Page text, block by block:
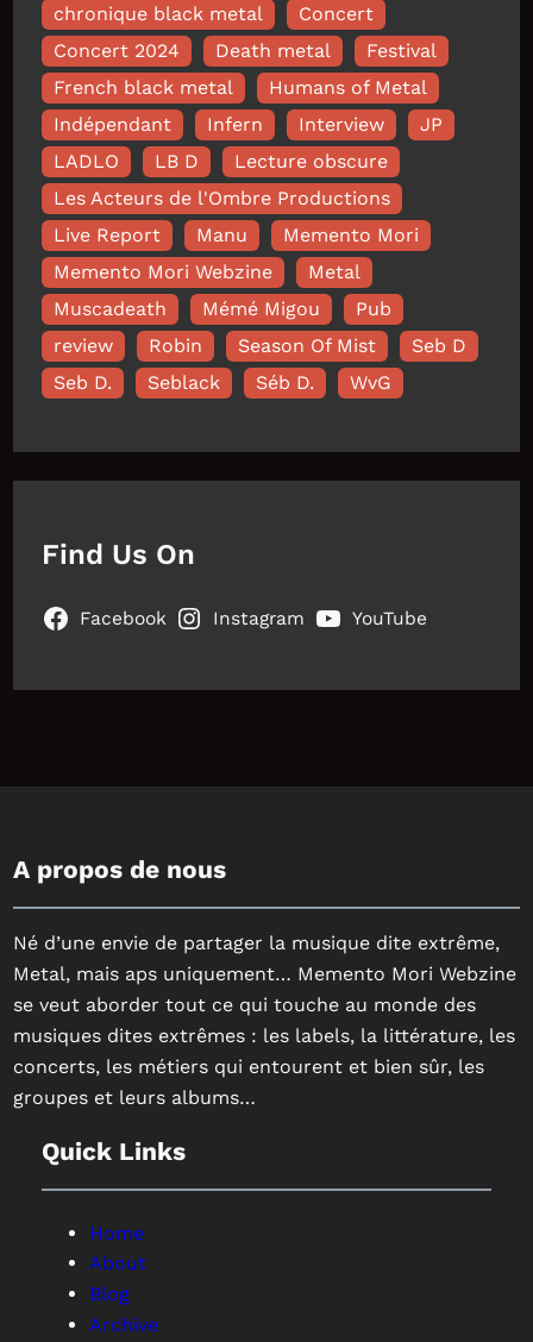
chronique black metal
Concert
Concert 2024
Death metal
Festival
French black metal
Humans of Metal
Indépendant
Infern Interview
JP
LADLO
LB D
Lecture obscure
Les Acteurs de l'Ombre Productions
Live Report
Manu
Memento Mori
Memento Mori Webzine
Metal
Muscadeath
Mémé Migou
Pub
review
Robin Season Of Mist
Seb D
Seb D.
Seblack Séb D. WvG
Find Us On
Facebook Instagram YouTube
A propos de nous
Né d’une envie de partager la musique dite extrême,
Metal, mais aps uniquement… Memento Mori Webzine
se veut aborder tout ce qui touche au monde des
musiques dites extrêmes : les labels, la littérature, les
concerts, les métiers qui entourent et bien sûr, les
groupes et leurs albums…
Quick Links
Home
About
Blog
Archive